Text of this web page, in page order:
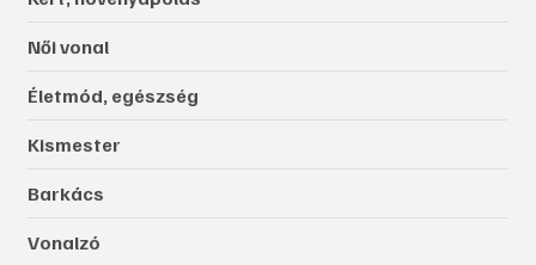
Női vonal
Életmód, egészség
Kismester
Barkács
Vonalzó